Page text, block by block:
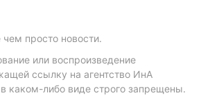
просто новости.
или воспроизведение
ссылку на агентство ИнА
в каком-либо виде строго запрещены.